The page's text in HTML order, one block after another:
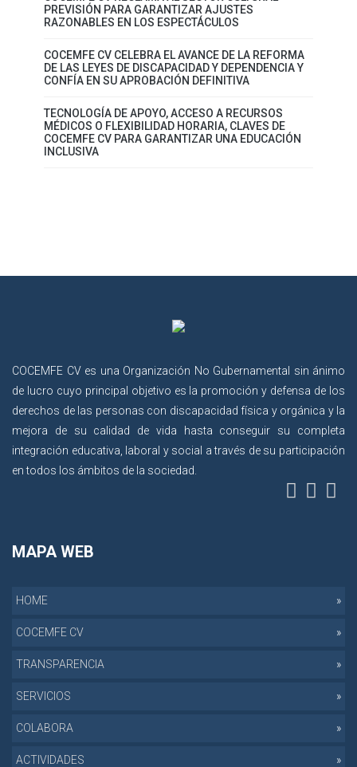
PREVISIÓN PARA GARANTIZAR AJUSTES
RAZONABLES EN LOS ESPECTÁCULOS
COCEMFE CV CELEBRA EL AVANCE DE LA REFORMA
DE LAS LEYES DE DISCAPACIDAD Y DEPENDENCIA Y
CONFÍA EN SU APROBACIÓN DEFINITIVA
TECNOLOGÍA DE APOYO, ACCESO A RECURSOS
MÉDICOS O FLEXIBILIDAD HORARIA, CLAVES DE
COCEMFE CV PARA GARANTIZAR UNA EDUCACIÓN
INCLUSIVA
COCEMFE CV es una Organización No Gubernamental sin ánimo
de lucro cuyo principal objetivo es la promoción y defensa de los
derechos de las personas con discapacidad física y orgánica y la
mejora de su calidad de vida hasta conseguir su completa
integración educativa, laboral y social a través de su participación
en todos los ámbitos de la sociedad.
MAPA WEB
HOME
COCEMFE CV
TRANSPARENCIA
SERVICIOS
COLABORA
ACTIVIDADES